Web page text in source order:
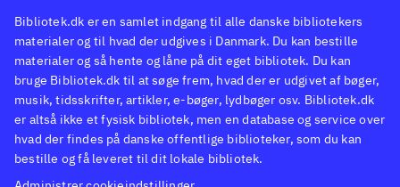
Bibliotek.dk er en samlet indgang til alle danske bibliotekers
materialer og til hvad der udgives i Danmark. Du kan bestille
materialer og så hente og låne på dit eget bibliotek. Du kan
bruge Bibliotek.dk til at søge frem, hvad der er udgivet af bøger,
musik, tidsskrifter, artikler, e-bøger, lydbøger osv. Bibliotek.dk
er altså ikke et fysisk bibliotek, men en database og service over
hvad der findes på danske offentlige biblioteker, som du kan
bestille og få leveret til dit lokale bibliotek.